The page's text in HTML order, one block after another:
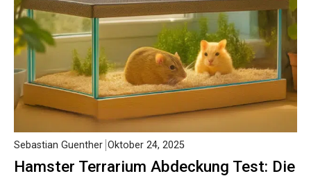
Hamster Terrarium Abdeckung Test: Die
Sebastian Guenther Oktober 24, 2025